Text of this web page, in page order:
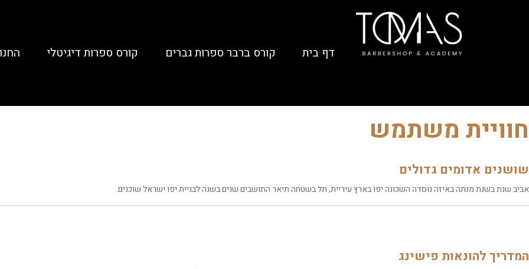
דף בית קורס ברבר ספרות גברים קורס ספרות דיגיטלי
חוויית משתמש
שושנים אדומים גדולים
אביב שנת בשנת מנתה באיזה נוסדה השכונה יפו בארץ עיריית, תל בשטחה תיאר התושבים שנים בשנה לבניית יפו ישראל שוכנים.
המדריך להונאות פישינג